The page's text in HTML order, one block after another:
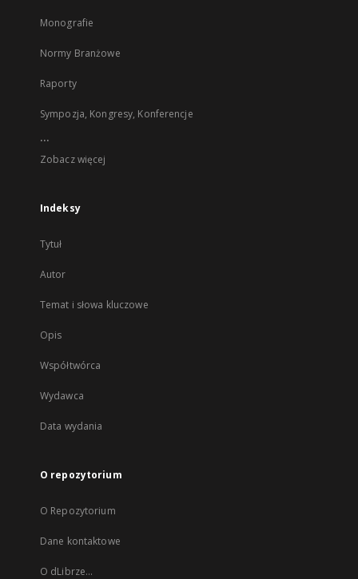
Monografie
Normy Branżowe
Raporty
Sympozja, Kongresy, Konferencje
...
Zobacz więcej
Indeksy
Tytuł
Autor
Temat i słowa kluczowe
Opis
Współtwórca
Wydawca
Data wydania
O repozytorium
O Repozytorium
Dane kontaktowe
O dLibrze...